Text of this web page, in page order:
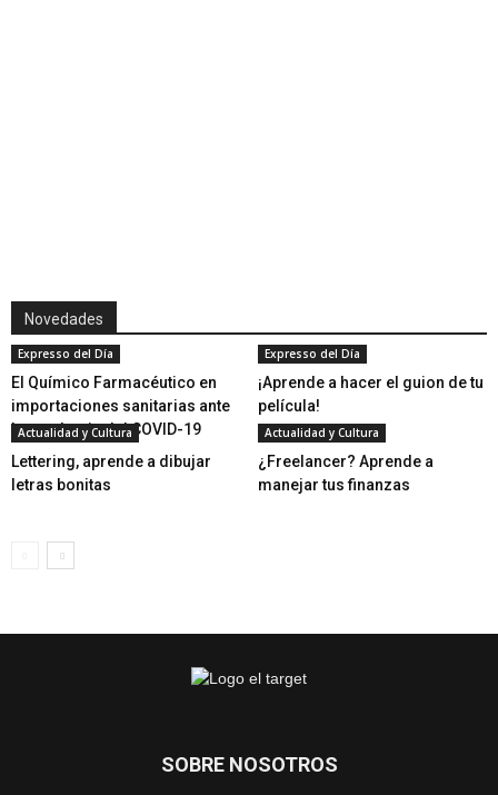
Novedades
Expresso del Día
El Químico Farmacéutico en
importaciones sanitarias ante
la pandemia del COVID-19
Expresso del Día
¡Aprende a hacer el guion de tu
película!
Actualidad y Cultura
Lettering, aprende a dibujar
letras bonitas
Actualidad y Cultura
¿Freelancer? Aprende a
manejar tus finanzas
SOBRE NOSOTROS